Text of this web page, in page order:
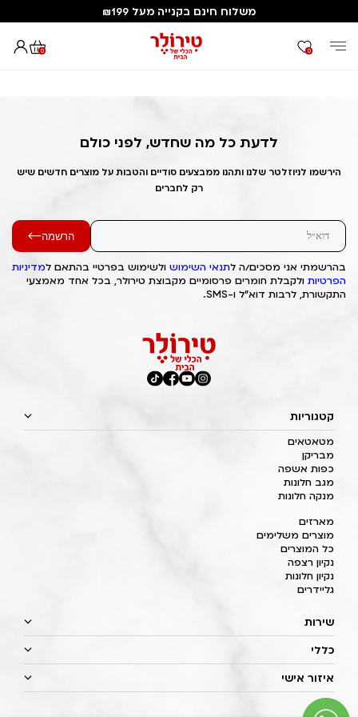
משלוח חינם בקנייה מעל ₪199
0 0
דף הבית Out of Stock Alert 2025/04/06 1743922229
לדעת כל מה שחדש, לפני כולם
הירשמו לניוזלטר שלנו ותהנו ממבצעים סודיים והטבות על מוצרים חדשים שיש
רק לחברים
הרשמה
בהרשמתי אני מסכים/ה לתנאי השימוש ולשימוש בפרטיי בהתאם למדיניות
הפרטיות ולקבלת חומרים פרסומיים מקבוצת טירולר, בכל אחד מאמצעי
התקשורת, לרבות דוא"ל ו-SMS.
קטגוריות
מטאטאים
מבריקן
כפות אשפה
מגב חלונות
מנקה חלונות
מארזים
מוצרים משלימים
כל המוצרים
נקיון רצפה
נקיון חלונות
גליידרים
שירות
כללי
איזור אישי